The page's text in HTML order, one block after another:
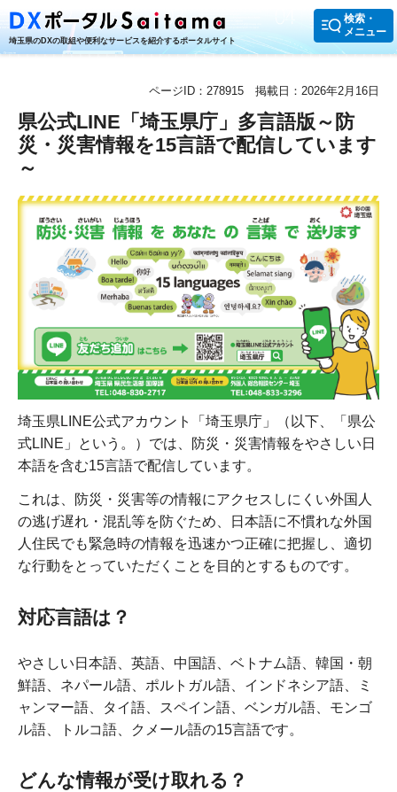
埼玉県のDXの取組や便利なサービスを紹介するポータルサイト
検索・
メニュー
ページID：278915 掲載日：2026年2月16日
県公式LINE「埼玉県庁」多言語版～防
災・災害情報を15言語で配信しています
～
埼玉県LINE公式アカウント「埼玉県庁」（以下、「県公
式LINE」という。）では、防災・災害情報をやさしい日
本語を含む15言語で配信しています。
これは、防災・災害等の情報にアクセスしにくい外国人
の逃げ遅れ・混乱等を防ぐため、日本語に不慣れな外国
人住民でも緊急時の情報を迅速かつ正確に把握し、適切
な行動をとっていただくことを目的とするものです。
対応言語は？
やさしい日本語、英語、中国語、ベトナム語、韓国・朝
鮮語、ネパール語、ポルトガル語、インドネシア語、ミ
ャンマー語、タイ語、スペイン語、ベンガル語、モンゴ
ル語、トルコ語、クメール語の15言語です。
どんな情報が受け取れる？